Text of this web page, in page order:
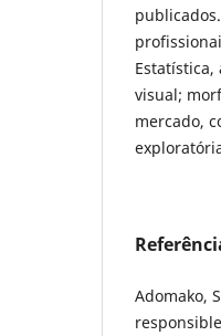
visual;
mercado,
Adomako,